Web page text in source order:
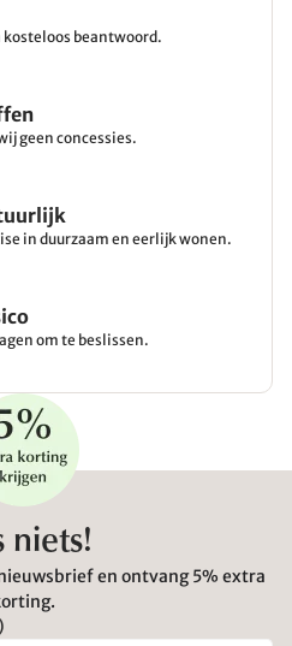
beantwoord.
geen concessies.
in duurzaam en eerlijk wonen.
om te beslissen.
niets!
en ontvang 5% extra